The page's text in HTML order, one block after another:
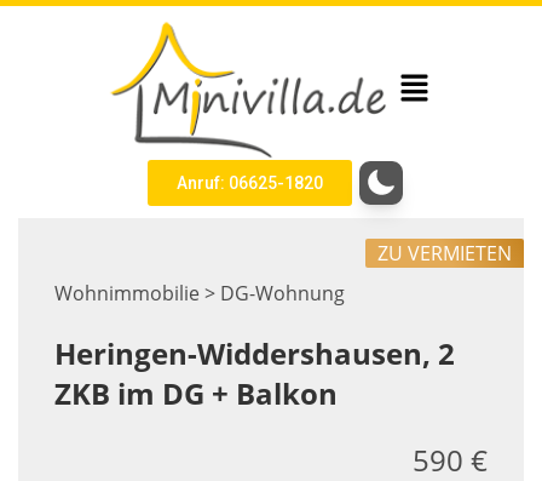
Anruf: 06625-1820
Wohnimmobilie > DG-Wohnung
ZU VERMIETEN
Heringen-Widdershausen, 2
ZKB im DG + Balkon
590 €